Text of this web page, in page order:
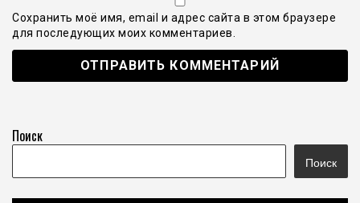
Сохранить моё имя, email и адрес сайта в этом браузере
для последующих моих комментариев.
Поиск
Поиск